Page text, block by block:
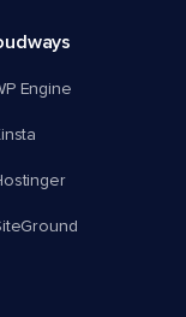
Engine